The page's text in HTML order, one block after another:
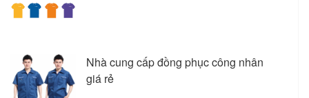
Nhà cung cấp đồng phục công nhân
giá rẻ